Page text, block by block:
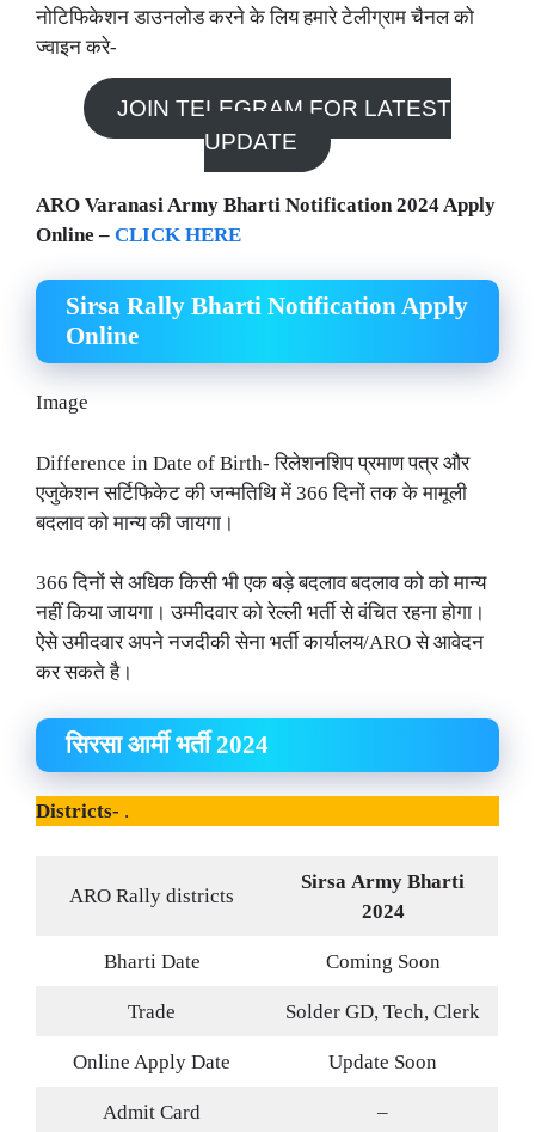
नोटिफिकेशन डाउनलोड करने के लिय हमारे टेलीग्राम चैनल को
ज्वाइन करे-
JOIN TELEGRAM FOR LATEST
UPDATE
ARO Varanasi Army Bharti Notification 2024 Apply
Online – CLICK HERE
Sirsa Rally Bharti Notification Apply
Online
Image
Difference in Date of Birth- रिलेशनशिप प्रमाण पत्र और
एजुकेशन सर्टिफिकेट की जन्मतिथि में 366 दिनों तक के मामूली
बदलाव को मान्य की जायगा।
366 दिनों से अधिक किसी भी एक बड़े बदलाव बदलाव को को मान्य
नहीं किया जायगा। उम्मीदवार को रेल्ली भर्ती से वंचित रहना होगा।
ऐसे उमीदवार अपने नजदीकी सेना भर्ती कार्यालय/ARO से आवेदन
कर सकते है।
सिरसा आर्मी भर्ती 2024
Districts- .
ARO Rally districts
Sirsa Army Bharti
2024
Bharti Date Coming Soon
Trade Solder GD, Tech, Clerk
Online Apply Date Update Soon
Admit Card –